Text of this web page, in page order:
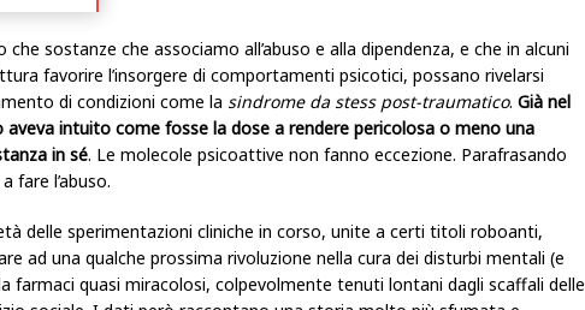
sostanze che associamo all’abuso e alla dipendenza, e che in alcuni
favorire l’insorgere di comportamenti psicotici, possano rivelarsi
di condizioni come la sindrome da stess post-traumatico. Già nel
aveva intuito come fosse la dose a rendere pericolosa o meno una
in sé. Le molecole psicoattive non fanno eccezione. Parafrasando
fare l’abuso.
delle sperimentazioni cliniche in corso, unite a certi titoli roboanti,
ad una qualche prossima rivoluzione nella cura dei disturbi mentali (e
farmaci quasi miracolosi, colpevolmente tenuti lontani dagli scaffali delle